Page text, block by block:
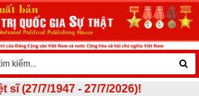
7/1947 - 27/7/2026)!